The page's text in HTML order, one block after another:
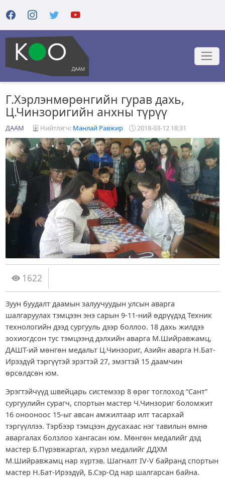
Г.Хэрлэнмөрөнгийн гурав дахь,
Ц.Чинзоригийн анхны түрүү
ДААМ Нийтлэгч: Манлай Равжир 2018-03-12 18:31
1622
Зуун буудалт даамын залуучуудын улсын аварга
шалгаруулах тэмцээн энэ сарын 9-11-ний өдрүүдэд Техник
технологийн дээд сургууль дээр боллоо. 18 дахь жилдээ
зохиогдсон тус тэмцээнд дэлхийн аварга М.Шийравжамц,
ДАШТ-ий мөнгөн медальт Ц.Чинзориг, Азийн аварга Н.Бат-
Ирээдүй тэргүүтэй эрэгтэй 27, эмэгтэй 15 даамчин
өрсөлдсөн юм.
Эрэгтэйчүүд швейцарь системээр 8 өрөг тоглоход “Сант”
сургуулийн сурагч, спортын мастер Ч.Чинзориг боломжит
16 онооноос 15-ыг авсан амжилтаар илт тасархай
тэргүүллээ. Тэрбээр тэмцээн дуусахаас нэг тавилын өмнө
аваргалах болзлоо хангасан юм. Мөнгөн медалийг дэд
мастер Б.Пүрэвжаргал, хүрэл медалийг ДДХМ
М.Шийравжамц нар хүртэв. Шагналт IV-V байранд спортын
мастер Н.Бат-Ирээдүй, Б.Сэр-Од нар шалгарсан байна.